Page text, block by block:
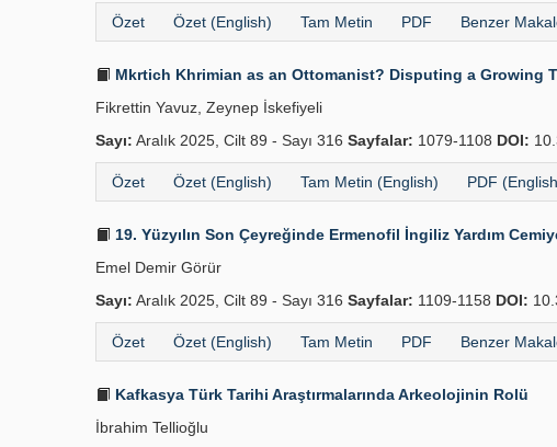
Özet Özet (English) Tam Metin PDF Benzer
Mkrtich Khrimian as an Ottomanist? Disputing a Growing
Fikrettin Yavuz, Zeynep İskefiyeli
Sayı: Aralık 2025, Cilt 89 - Sayı 316 Sayfalar: 1079-1108 DOI:
Özet Özet (English) Tam Metin (English) PDF
19. Yüzyılın Son Çeyreğinde Ermenofil İngiliz Yardım
Emel Demir Görür
Sayı: Aralık 2025, Cilt 89 - Sayı 316 Sayfalar: 1109-1158 DOI:
Özet Özet (English) Tam Metin PDF Benzer
Kafkasya Türk Tarihi Araştırmalarında Arkeolojinin Rolü
İbrahim Tellioğlu